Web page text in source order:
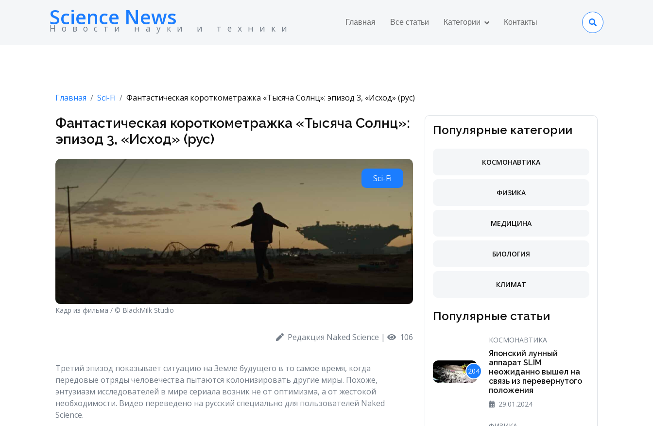
Science News
Новости науки и техники
Главная Все статьи Категории Контакты
Главная Sci-Fi Фантастическая короткометражка «Тысяча Солнц»: эпизод 3, «Исход» (рус)
Фантастическая короткометражка «Тысяча Солнц»:
эпизод 3, «Исход» (рус)
Кадр из фильма / © BlackMilk Studio
Sci-Fi
Редакция Naked Science | 106
Третий эпизод показывает ситуацию на Земле будущего в то самое время, когда
передовые отряды человечества пытаются колонизировать другие миры. Похоже,
энтузиазм исследователей в мире сериала возник не от оптимизма, а от жестокой
необходимости. Видео переведено на русский специально для пользователей Naked
Science.
Популярные категории
КОСМОНАВТИКА
ФИЗИКА
МЕДИЦИНА
БИОЛОГИЯ
КЛИМАТ
Популярные статьи
204
КОСМОНАВТИКА
Японский лунный
аппарат SLIM
неожиданно вышел на
связь из перевернутого
положения
29.01.2024